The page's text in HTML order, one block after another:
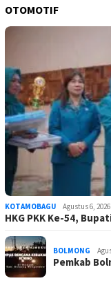
OTOMOTIF
KOTAMOBAGU Agustus 6, 2026
HKG PKK Ke-54,
BOLMONG
Pemkab